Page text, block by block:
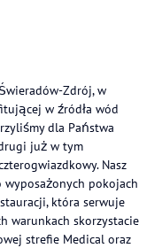
Zdrój, w
w źródła wód
dla Państwa
już w tym
Nasz
pokojach
która serwuje
warunkach skorzystacie
strefie Medical oraz